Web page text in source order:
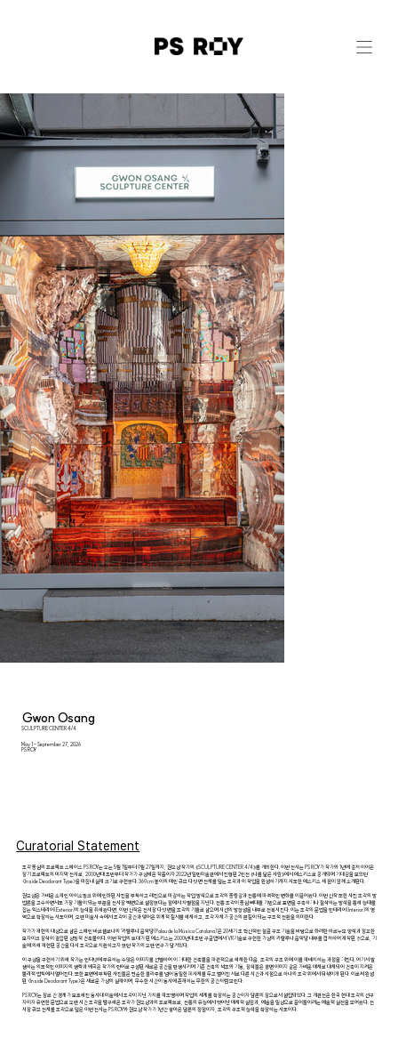
Gwon Osang
SCULPTURE CENTER 4/4
May 1 - September 27, 2026
PS ROY
Curatorial Statement
조각 중심의 프로젝트 스페이스 PS ROY는 오는 5월 1일부터 9월 27일까지, 권오상 작가의 《SCULPTURE CENTER 4/4》를 개최한다. 이번 전시는 PS ROY가 작가와 1년에 걸쳐 이어온
장기 프로젝트의 마지막 전시로, 2000년대 초반부터 작가가 구상해온 작품이자 2022년 일민미술관에서 진행된 2인전 《나를 닮은 사람》에서 에스키스로 공개되며 기대감을 모았던
<Inside Deodorant Type>을 마침내 실제 크기로 구현했다. 369cm 높이의 메인 큐브 다섯 면 전체를 덮는 조각과 이 작업을 완성하기까지 시도한 에스키스 세 점이 함께 소개된다.
권오상은 가벼운 소재인 아이소핑크 위에 인화된 사진을 부착하고 레진으로 마감하는 작업 방식으로 조각의 중량감과 전통에 파격적인 변화를 이끌어왔다. 이번 신작 또한 사진 조각의 방
법론을 고수하면서도 가장 기틀이 되는 부분을 전시장 벽면으로 설정했다는 점에서 차별점을 지닌다. 전통 조각이 중심 뼈대를 기반으로 표면을 구축하거나 절삭하는 방식을 통해 형태를
잡는 익스테리어(Exterior)의 형식을 취해왔다면, 이번 신작은 전시장 다섯 면을 조각의 기틀로 삼으며 시선의 방향성을 내부로 전복시킨다. 이는 조각의 문법을 인테리어(Interior)의 영
역으로 확장하는 시도이며, 오랜 미술사 속에서 조각이 공간과 맺어온 위계적 질서를 해체하고, 조각 자체가 공간의 본질이 되는 구조적 전환을 의미한다.
작가가 재현의 대상으로 삼은 스페인 바르셀로나의 ‘카탈루냐 음악당(Palau de la Música Catalana)’은 20세기 초 혁신적인 철골 구조 기술을 바탕으로 화려한 아르누보 양식과 정교한
모자이크 장식이 결합된 상징적 건축물이다. 이번 작업의 토대가 된 에스키스는 2000년대 초반 구글맵에서 VR기술로 구현한 가상의 카탈루냐 음악당 내부를 캡쳐하여 제작된 것으로, 기
술에 의해 재현된 공간을 다시 조각으로 치환하고자 했던 작가의 오랜 연구가 담겨있다.
이 구상을 구현하기 위해 작가는 인터넷에 부유하는 수많은 이미지를 선별하여 이 거대한 건축물을 파편적으로 해체한 다음, 조각의 구조 위에 이를 재배치하는 과정을 거친다. 여기서 발
생하는 의도적인 이미지의 생략과 왜곡은 작가의 언어로 구성된 새로운 공간을 탄생시키며 기존 건축의 석조와 기둥, 장식들은 평면 이미지 같은 가벼운 매체로 대체되어 건축이 지켜온
물리적 법칙에서 멀어진다. 또한 표면에 부착된 사진들은 단순한 콜라주를 넘어 동일한 피사체를 두고 벌어진 서로 다른 시간과 시점으로 하나의 조각 위에서 뒤섞이게 된다. 이로써 완성
된 <Inside Deodorant Type>은 새로운 가상의 실재이며, 무수한 시간이 동시에 존재하는 무한의 공간처럼 보인다.
PS ROY는 장르 간 경계가 모호해진 동시대 미술에서 조각이 지닌 가치를 재조명하며 작업의 세계를 확장하는 공간이자 담론의 장으로서 설립되었다. 그 개관전은 한국 현대 조각의 선구
자이자 유연한 문법으로 오랜 시간 조각을 탐구해온 조각가 권오상과의 프로젝트로, 전통의 유형에서 벗어난 매체적 실험과, 예술을 일상으로 끌어들이려는 예술적 실천을 보여왔다. 전
시장 큐브 전체를 조각으로 덮은 이번 전시는 PS ROY와 권오상 작가가 1년간 쌓아온 담론의 정점이자, 조각의 구조적 형식을 확장하는 시도이다.